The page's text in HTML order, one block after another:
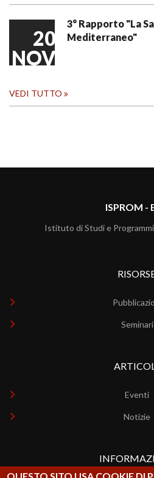
20
NOV
3° Rapporto "La
Mediterraneo"
VEDI TUTTO
ISPROM -
Istituto di Studi e
Seminari
Eventi
Notizie